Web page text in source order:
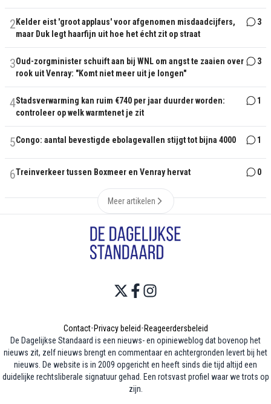
2 Kelder eist 'groot applaus' voor afgenomen misdaadcijfers,
maar Duk legt haarfijn uit hoe het écht zit op straat
3
3Oud-zorgminister schuift aan bij WNL om angst te zaaien over
rook uit Venray: "Komt niet meer uit je longen"
3
4Stadsverwarming kan ruim €740 per jaar duurder worden:
controleer op welk warmtenet je zit
1
5Congo: aantal bevestigde ebolagevallen stijgt tot bijna 4000 1
6Treinverkeer tussen Boxmeer en Venray hervat 0
Meer artikelen
Contact•Privacy beleid•Reageerdersbeleid
De Dagelijkse Standaard is een nieuws- en opinieweblog dat bovenop het
nieuws zit, zelf nieuws brengt en commentaar en achtergronden levert bij het
nieuws. De website is in 2009 opgericht en heeft sinds die tijd altijd een
duidelijke rechtsliberale signatuur gehad. Een rotsvast profiel waar we trots op
zijn.